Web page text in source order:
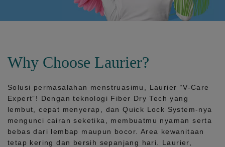
Why Choose Laurier?
Solusi permasalahan menstruasimu, Laurier “V-Care
Expert”! Dengan teknologi Fiber Dry Tech yang
lembut, cepat menyerap, danQuick Lock System-nya
mengunci cairan seketika, membuatmu nyaman serta
bebas dari lembap maupun bocor. Area kewanitaan
tetap kering dan bersih sepanjang hari.
Laurier,